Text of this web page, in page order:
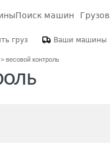
Поиск машин
груз Ваши машины
весовой контроль